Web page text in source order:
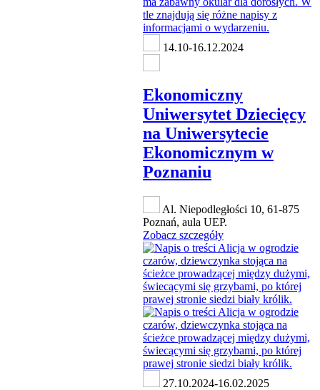
14.10-16.12.2024
Ekonomiczny
Uniwersytet Dziecięcy
na Uniwersytecie
Ekonomicznym w
Poznaniu
Al. Niepodległości 10, 61-875
Poznań, aula UEP.
Zobacz szczegóły
27.10.2024-16.02.2025